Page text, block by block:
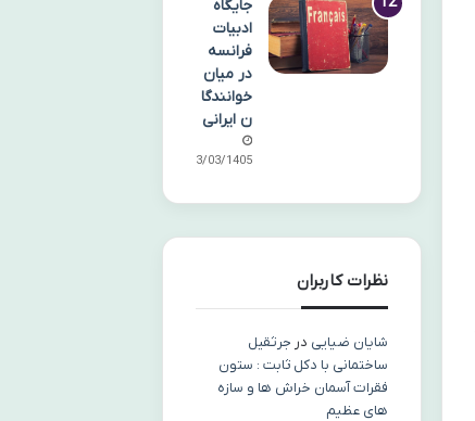
جایگاه
ادبیات
فرانسه
در میان
خوانندگا
ن ایرانی
03/03/1405
نظرات کاربران
شایان ضیایی در جرثقیل
ساختمانی با دکل ثابت : ستون
فقرات آسمان خراش ها و سازه
های عظیم